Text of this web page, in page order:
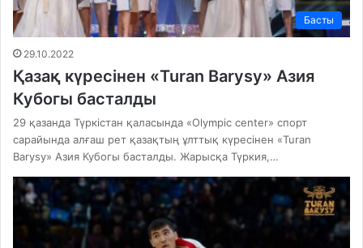
Басты
29.10.2022
Қазақ күресінен «Turan Barysy» Азия
Кубогы басталды
29 қазанда Түркістан қаласында «Olympic center» спорт
сарайында алғаш рет қазақтың ұлттық күресінен «Turan
Barysy» Азия Кубогы басталды. Жарысқа Түркия,…